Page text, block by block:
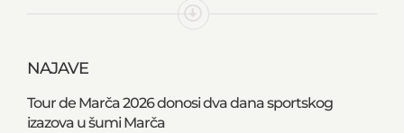
NAJAVE
Tour de Marča 2026 donosi dva dana sportskog
izazova u šumi Marča